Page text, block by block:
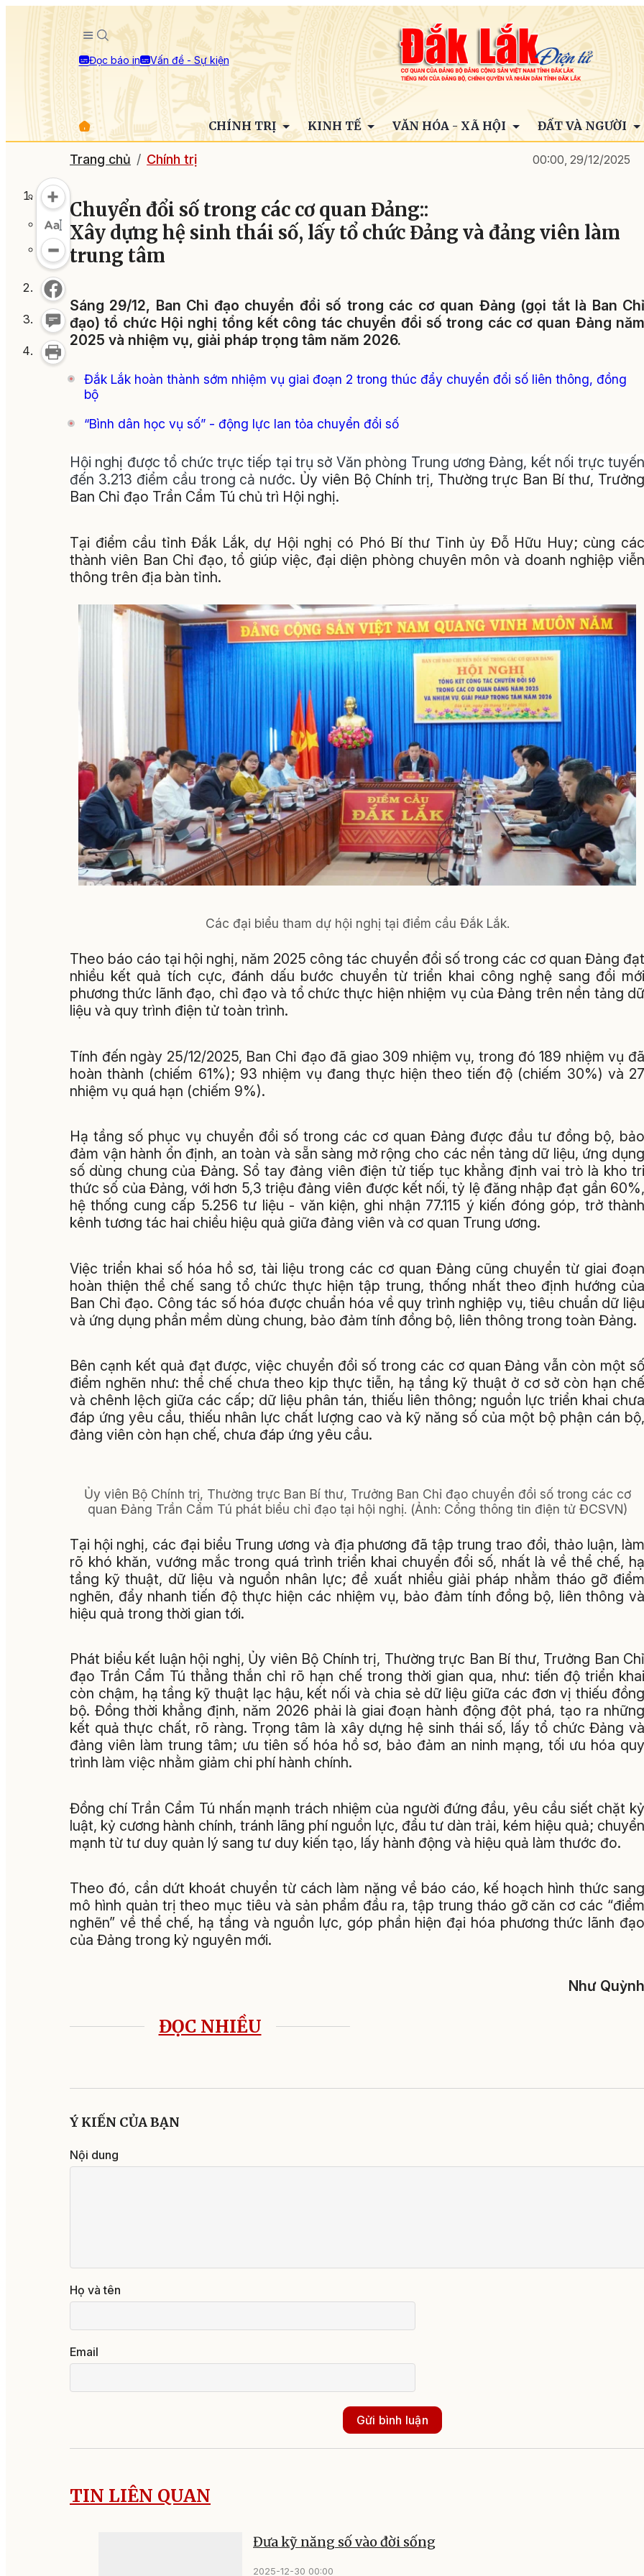
Đọc báo in Vấn đề - Sự kiện
CHÍNH TRỊ KINH TẾ VĂN HÓA - XÃ HỘI ĐẤT VÀ NGƯỜI
Trang chủ Chính trị 00:00, 29/12/2025
Chuyển đổi số trong các cơ quan Đảng::
Xây dựng hệ sinh thái số, lấy tổ chức Đảng và đảng viên làm
trung tâm
Sáng 29/12, Ban Chỉ đạo chuyển đổi số trong các cơ quan Đảng (gọi tắt là Ban
đạo) tổ chức Hội nghị tổng kết công tác chuyển đổi số trong các cơ quan Đảng năm
2025 và nhiệm vụ, giải pháp trọng tâm năm 2026.
Đắk Lắk hoàn thành sớm nhiệm vụ giai đoạn 2 trong thúc đẩy chuyển đổi số liên thông, đồng
bộ
“Bình dân học vụ số” - động lực lan tỏa chuyển đổi số
Hội nghị được tổ chức trực tiếp tại trụ sở Văn phòng Trung ương Đảng, kết nối trực tuyến
đến 3.213 điểm cầu trong cả nước. Ủy viên Bộ Chính trị, Thường trực Ban Bí thư,
Ban Chỉ đạo Trần Cẩm Tú chủ trì Hội nghị.
Tại điểm cầu tỉnh Đắk Lắk, dự Hội nghị có Phó Bí thư Tỉnh ủy Đỗ Hữu Huy; cùng các
thành viên Ban Chỉ đạo, tổ giúp việc, đại diện phòng chuyên môn và doanh nghiệp viễn
thông trên địa bàn tỉnh.
Các đại biểu tham dự hội nghị tại điểm cầu Đắk Lắk.
Theo báo cáo tại hội nghị, năm 2025 công tác chuyển đổi số trong các cơ quan Đảng đạt
nhiều kết quả tích cực, đánh dấu bước chuyển từ triển khai công nghệ sang đổi mới
phương thức lãnh đạo, chỉ đạo và tổ chức thực hiện nhiệm vụ của Đảng trên nền tảng dữ
liệu và quy trình điện tử toàn trình.
Tính đến ngày 25/12/2025, Ban Chỉ đạo đã giao 309 nhiệm vụ, trong đó 189 nhiệm vụ đã
hoàn thành (chiếm 61%); 93 nhiệm vụ đang thực hiện theo tiến độ (chiếm 30%) và 27
nhiệm vụ quá hạn (chiếm 9%).
Hạ tầng số phục vụ chuyển đổi số trong các cơ quan Đảng được đầu tư đồng bộ, bảo
đảm vận hành ổn định, an toàn và sẵn sàng mở rộng cho các nền tảng dữ liệu, ứng dụng
số dùng chung của Đảng. Sổ tay đảng viên điện tử tiếp tục khẳng định vai trò là kho
thức số của Đảng, với hơn 5,3 triệu đảng viên được kết nối, tỷ lệ đăng nhập đạt gần
hệ thống cung cấp 5.256 tư liệu - văn kiện, ghi nhận 77.115 ý kiến đóng góp, trở thành
kênh tương tác hai chiều hiệu quả giữa đảng viên và cơ quan Trung ương.
Việc triển khai số hóa hồ sơ, tài liệu trong các cơ quan Đảng cũng chuyển từ giai đoạn
hoàn thiện thể chế sang tổ chức thực hiện tập trung, thống nhất theo định hướng của
Ban Chỉ đạo. Công tác số hóa được chuẩn hóa về quy trình nghiệp vụ, tiêu chuẩn dữ liệu
và ứng dụng phần mềm dùng chung, bảo đảm tính đồng bộ, liên thông trong toàn Đảng.
Bên cạnh kết quả đạt được, việc chuyển đổi số trong các cơ quan Đảng vẫn còn một số
điểm nghẽn như: thể chế chưa theo kịp thực tiễn, hạ tầng kỹ thuật ở cơ sở còn hạn chế
và chênh lệch giữa các cấp; dữ liệu phân tán, thiếu liên thông; nguồn lực triển khai chưa
đáp ứng yêu cầu, thiếu nhân lực chất lượng cao và kỹ năng số của một bộ phận cán bộ,
đảng viên còn hạn chế, chưa đáp ứng yêu cầu.
Ủy viên Bộ Chính trị, Thường trực Ban Bí thư, Trưởng Ban Chỉ đạo chuyển đổi số trong các cơ
quan Đảng Trần Cẩm Tú phát biểu chỉ đạo tại hội nghị. (Ảnh: Cổng thông tin điện tử ĐCSVN)
Tại hội nghị, các đại biểu Trung ương và địa phương đã tập trung trao đổi, thảo luận, làm
rõ khó khăn, vướng mắc trong quá trình triển khai chuyển đổi số, nhất là về thể chế, hạ
tầng kỹ thuật, dữ liệu và nguồn nhân lực; đề xuất nhiều giải pháp nhằm tháo gỡ điểm
nghẽn, đẩy nhanh tiến độ thực hiện các nhiệm vụ, bảo đảm tính đồng bộ, liên thông và
hiệu quả trong thời gian tới.
Phát biểu kết luận hội nghị, Ủy viên Bộ Chính trị, Thường trực Ban Bí thư, Trưởng Ban Chỉ
đạo Trần Cẩm Tú thẳng thắn chỉ rõ hạn chế trong thời gian qua, như: tiến độ triển khai
còn chậm, hạ tầng kỹ thuật lạc hậu, kết nối và chia sẻ dữ liệu giữa các đơn vị thiếu đồng
bộ. Đồng thời khẳng định, năm 2026 phải là giai đoạn hành động đột phá, tạo ra
kết quả thực chất, rõ ràng. Trọng tâm là xây dựng hệ sinh thái số, lấy tổ chức Đảng và
đảng viên làm trung tâm; ưu tiên số hóa hồ sơ, bảo đảm an ninh mạng, tối ưu hóa quy
trình làm việc nhằm giảm chi phí hành chính.
Đồng chí Trần Cẩm Tú nhấn mạnh trách nhiệm của người đứng đầu, yêu cầu siết chặt kỷ
luật, kỷ cương hành chính, tránh lãng phí nguồn lực, đầu tư dàn trải, kém hiệu quả; chuyển
mạnh từ tư duy quản lý sang tư duy kiến tạo, lấy hành động và hiệu quả làm thước đo.
Theo đó, cần dứt khoát chuyển từ cách làm nặng về báo cáo, kế hoạch hình thức sang
mô hình quản trị theo mục tiêu và sản phẩm đầu ra, tập trung tháo gỡ căn cơ các “điểm
nghẽn” về thể chế, hạ tầng và nguồn lực, góp phần hiện đại hóa phương thức lãnh đạo
của Đảng trong kỷ nguyên mới.
Như Quỳnh
ĐỌC NHIỀU
Ý KIẾN CỦA BẠN
Nội dung
Họ và tên
Email
Gửi bình luận
TIN LIÊN QUAN
Đưa kỹ năng số vào đời sống
2025-12-30 00:00